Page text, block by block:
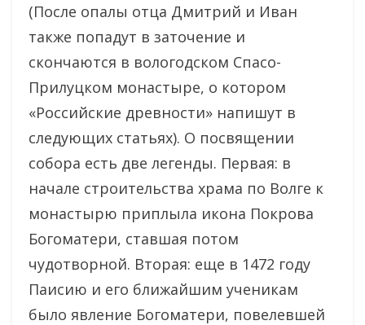
(После опалы отца Дмитрий и Иван
также попадут в заточение и
скончаются в вологодском Спасо-
Прилуцком монастыре, о котором
«Российские древности» напишут в
следующих статьях). О посвящении
собора есть две легенды. Первая: в
начале строительства храма по Волге к
монастырю приплыла икона Покрова
Богоматери, ставшая потом
чудотворной. Вторая: еще в 1472 году
Паисию и его ближайшим ученикам
было явление Богоматери, повелевшей